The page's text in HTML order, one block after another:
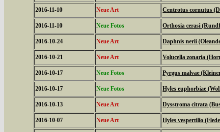
2016-11-10 Neue Art Centrotus cornutus
2016-11-10 Neue Fotos Orthosia cerasi
2016-10-24 Neue Art Daphnis nerii
2016-10-21 Neue Art Volucella zonaria
2016-10-17 Neue Fotos Pyrgus malvae
2016-10-17 Neue Fotos Hyles euphorbiae
2016-10-13 Neue Art Dysstroma citrata
2016-10-07 Neue Art Hyles vespertilio